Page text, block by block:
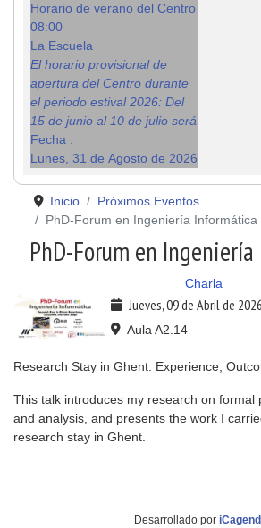
Horario de verano del Centro
08:00
La Escuela
El horario provisional de
apertura del Centro durante
el periodo estival 2026: Del
15 de junio al 10 de julio será
Fecha :
Lunes, 31 de Agosto de 2026
Inicio
Próximos Eventos
PhD-Forum en Ingeniería Informática
PhD-Forum en
Charla
Jueves, 09 de Abril de 2026
Aula A2.14
Research Stay in Ghent: Experience,
This talk introduces my research on formal
and analysis, and presents the work I
research stay in Ghent.
Desarrollado por